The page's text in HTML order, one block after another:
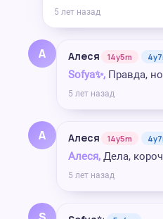
5 лет назад
А Алеся 14y5m
Sofya✨, Правда,
5 лет назад
А Алеся 14y5m
Алеся, Дела,
5 лет назад